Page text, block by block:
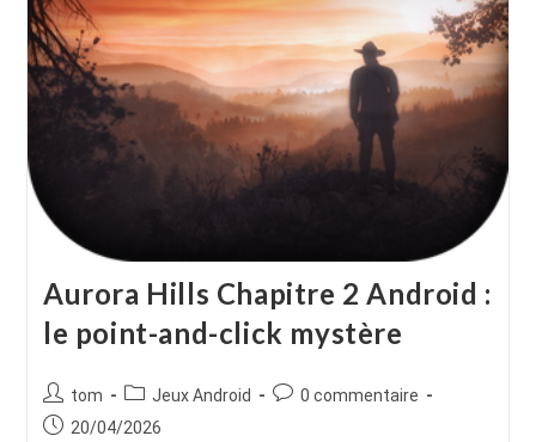
Aurora Hills Chapitre 2 Android :
le point-and-click mystère
Auteur/autrice
de
tom
Post
category:
Jeux Android
Commentaires
0 commentaire
Publication
20/04/2026